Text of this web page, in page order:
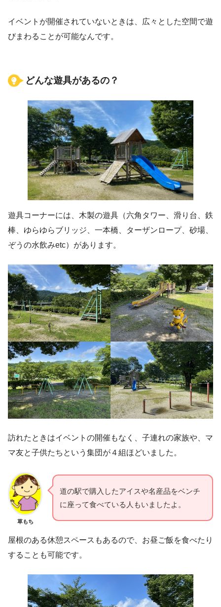
イベントが開催されていないときは、広々とした空間で遊
びまわることが可能なんです。
どんな遊具があるの？
遊具コーナーには、木製の遊具（六角タワー、滑り台、鉄
棒、ゆらゆらブリッジ、一本橋、ターザンロープ、砂場、
ぞうの水飲みetc）があります。
訪れたときはイベントの開催もなく、子連れの家族や、マ
マ友と子供たちという集団が４組ほどいました。
草もち
道の駅で購入したアイスや名産品をベンチ
に座って食べている人もいましたよ。
屋根のある休憩スペースもあるので、お昼ご飯を食べたり
することも可能です。